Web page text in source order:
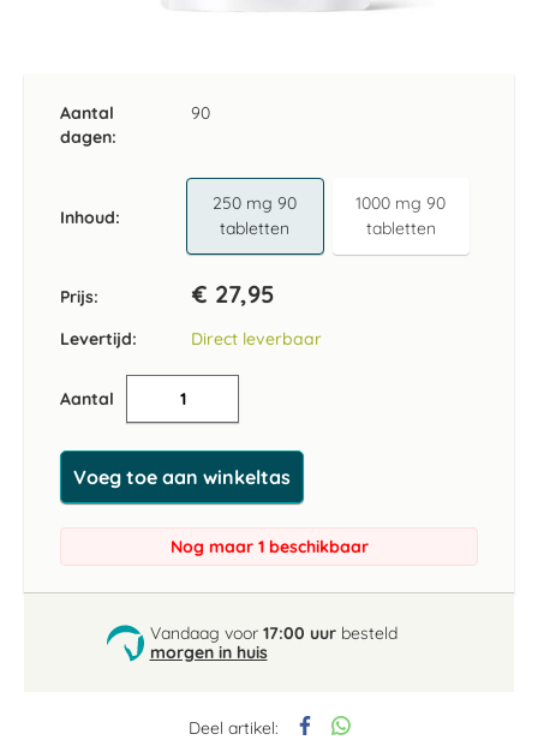
Deel artikel:
Aantal
dagen:
90
Inhoud
250 mg 90
tabletten
1000 mg 90
tabletten
Prijs: € 27,95
Levertijd: Direct leverbaar
Aantal
Voeg toe aan winkeltas
Nog maar 1 beschikbaar
Vandaag voor 17:00 uurbesteld
morgen in huis
begin
gallerij